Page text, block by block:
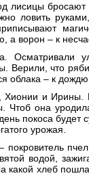
лисицы бросают
ловить
а ворон – к
Осматривали
Верили, что
облака – к дождю.
Хионии и Ирины.
она
покоса будет
урожая.
покровитель
водой,
какой хлеб